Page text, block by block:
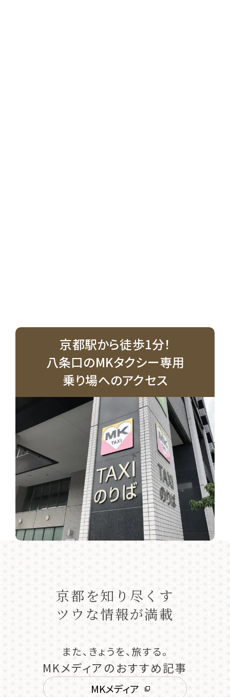
京都駅から徒歩1分！
八条口のMKタクシー専用
乗り場へのアクセス
京都を知り尽くす
ツウな情報が満載
また、きょうを、旅する。
MKメディアのおすすめ記事
MKメディア